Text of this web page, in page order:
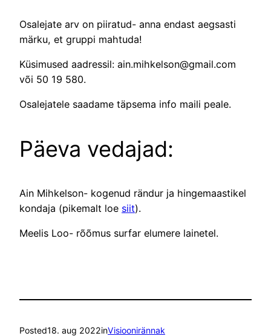
Osalejate arv on piiratud- anna endast aegsasti
märku, et gruppi mahtuda!
Küsimused aadressil: ain.mihkelson@gmail.com
või 50 19 580.
Osalejatele saadame täpsema info maili peale.
Päeva vedajad:
Ain Mihkelson- kogenud rändur ja hingemaastikel
kondaja (pikemalt loe siit).
Meelis Loo- rõõmus surfar elumere lainetel.
Posted18. aug 2022inVisioonirännak